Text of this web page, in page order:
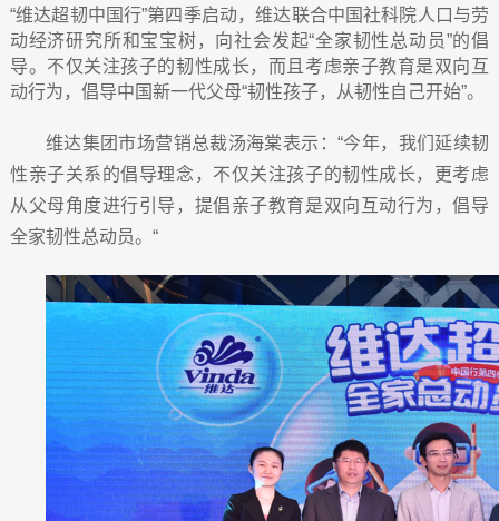
“维达超韧中国行”第四季启动，维达联合中国社科院人口与劳
动经济研究所和宝宝树，向社会发起“全家韧性总动员”的倡
导。不仅关注孩子的韧性成长，而且考虑亲子教育是双向互
动行为，倡导中国新一代父母“韧性孩子，从韧性自己开始”。
维达集团市场营销总裁汤海棠表示：“今年，我们延续韧
性亲子关系的倡导理念，不仅关注孩子的韧性成长，更考虑
从父母角度进行引导，提倡亲子教育是双向互动行为，倡导
全家韧性总动员。“